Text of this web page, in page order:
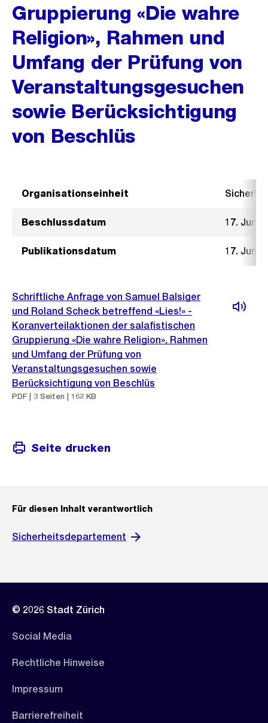
Gruppierung «Die wahre
Religion», Rahmen und
Umfang der Prüfung von
Veranstaltungsgesuchen
sowie Berücksichtigung
von Beschlüs
Organisationseinheit
Beschlussdatum 17. Juni
Publikationsdatum 17. Juni
Schriftliche Anfrage von Samuel Balsiger
und Roland Scheck betreffend «Lies!» -
Koranverteilaktionen der salafistischen
Gruppierung «Die wahre Religion», Rahmen
und Umfang der Prüfung von
Veranstaltungsgesuchen sowie
Berücksichtigung von Beschlüs
PDF | 3 Seiten | 162 KB
Seite drucken
Für diesen Inhalt verantwortlich
Sicherheitsdepartement
© 2026 Stadt Zürich
Social Media
Rechtliche Hinweise
Impressum
Barrierefreiheit